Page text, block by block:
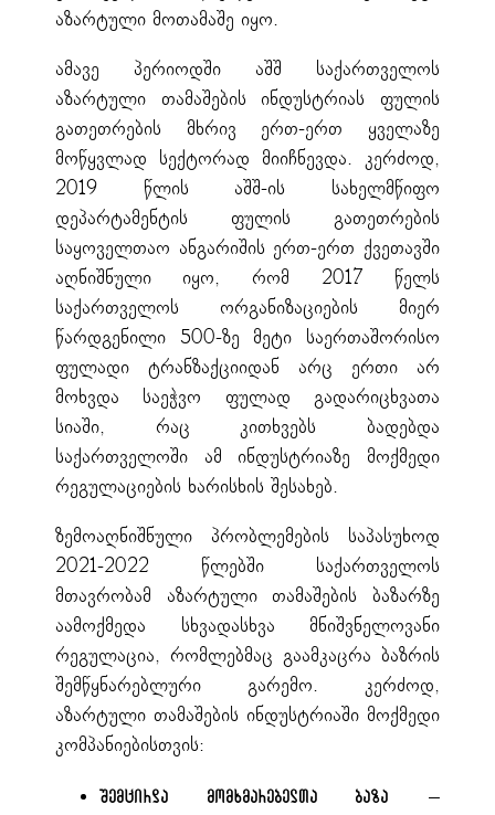
აზარტული მოთამაშე იყო.
ამავე პერიოდში აშშ საქართველოს
აზარტული თამაშების ინდუსტრიას ფულის
გათეთრების მხრივ ერთ-ერთ ყველაზე
მოწყვლად სექტორად მიიჩნევდა. კერძოდ,
2019 წლის აშშ-ის სახელმწიფო
დეპარტამენტის ფულის გათეთრების
საყოველთაო ანგარიშის ერთ-ერთ ქვეთავში
აღნიშნული იყო, რომ 2017 წელს
საქართველოს ორგანიზაციების მიერ
წარდგენილი 500-ზე მეტი საერთაშორისო
ფულადი ტრანზაქციიდან არც ერთი არ
მოხვდა საეჭვო ფულად გადარიცხვათა
სიაში, რაც კითხვებს ბადებდა
საქართველოში ამ ინდუსტრიაზე მოქმედი
რეგულაციების ხარისხის შესახებ.
ზემოაღნიშნული პრობლემების საპასუხოდ
2021-2022 წლებში საქართველოს
მთავრობამ აზარტული თამაშების ბაზარზე
აამოქმედა სხვადასხვა მნიშვნელოვანი
რეგულაცია, რომლებმაც გაამკაცრა ბაზრის
შემწყნარებლური გარემო. კერძოდ,
აზარტული თამაშების ინდუსტრიაში მოქმედი
კომპანიებისთვის:
შემცირდა მომხმარებელთა ბაზა
–